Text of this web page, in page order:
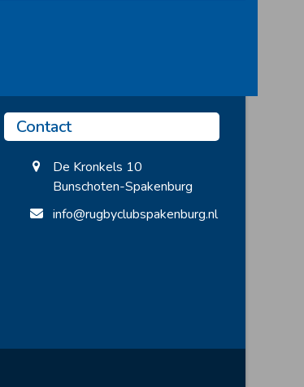
Contact
De Kronkels 10
Bunschoten-Spakenburg
info@rugbyclubspakenburg.nl